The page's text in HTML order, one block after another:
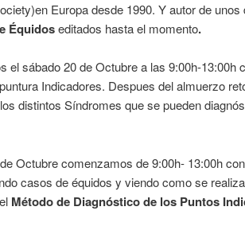
Europa desde 1990. Y autor de unos
Équidoseditados hasta el momento.
el sábado 20 de Octubre a las 9:00h-13:00h
Indicadores. Despues del almuerzo
distintos Síndromes que se pueden
Octubre comenzamos de 9:00h- 13:00h
casos de équidos y viendo como se
Método de Diagnóstico de los Puntos